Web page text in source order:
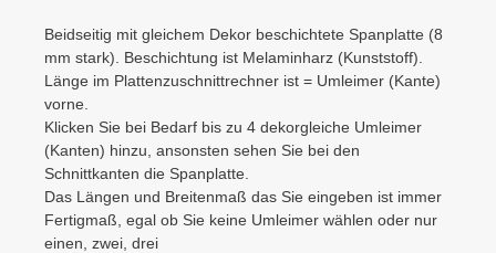
Beidseitig mit gleichem Dekor beschichtete Spanplatte (8
mm stark). Beschichtung ist Melaminharz (Kunststoff).
Länge im Plattenzuschnittrechner ist = Umleimer (Kante)
vorne.
Klicken Sie bei Bedarf bis zu 4 dekorgleiche Umleimer
(Kanten) hinzu, ansonsten sehen Sie bei den
Schnittkanten die Spanplatte.
Das Längen und Breitenmaß das Sie eingeben ist immer
Fertigmaß, egal ob Sie keine Umleimer wählen oder nur
einen, zwei, drei